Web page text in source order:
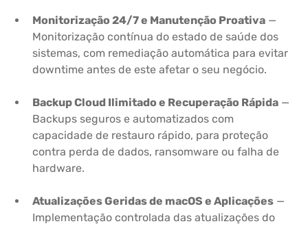
Monitorização 24/7 e Manutenção Proativa —
Monitorização contínua do estado de saúde dos
sistemas, com remediação automática para evitar
downtime antes de este afetar o seu negócio.
Backup Cloud Ilimitado e Recuperação Rápida —
Backups seguros e automatizados com
capacidade de restauro rápido, para proteção
contra perda de dados, ransomware ou falha de
hardware.
Atualizações Geridas de macOS e Aplicações —
Implementação controlada das atualizações do